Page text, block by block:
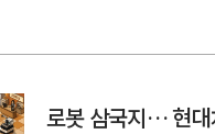
로봇 삼국지… 현대